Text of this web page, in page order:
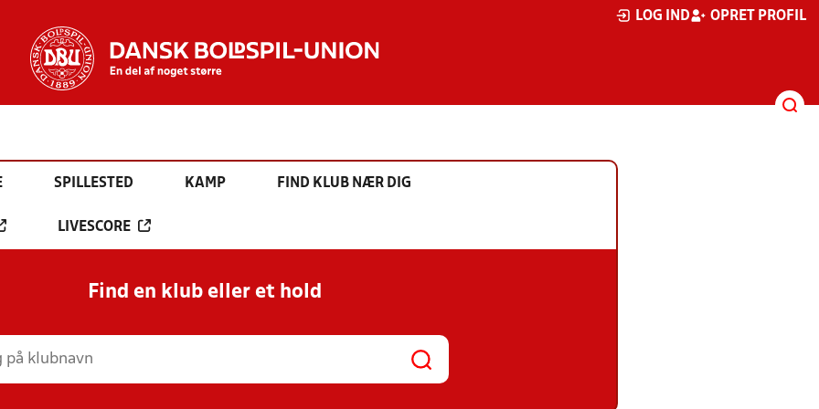
LOG IND OPRET PROFIL
SPILLESTED KAMP FIND KLUB NÆR DIG
LIVESCORE
Find en klub eller et hold